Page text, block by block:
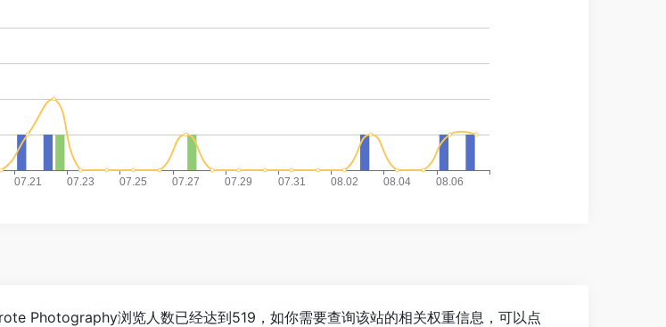
Photography浏览人数已经达到519，如你需要查询该站的相关权重信息，可以点